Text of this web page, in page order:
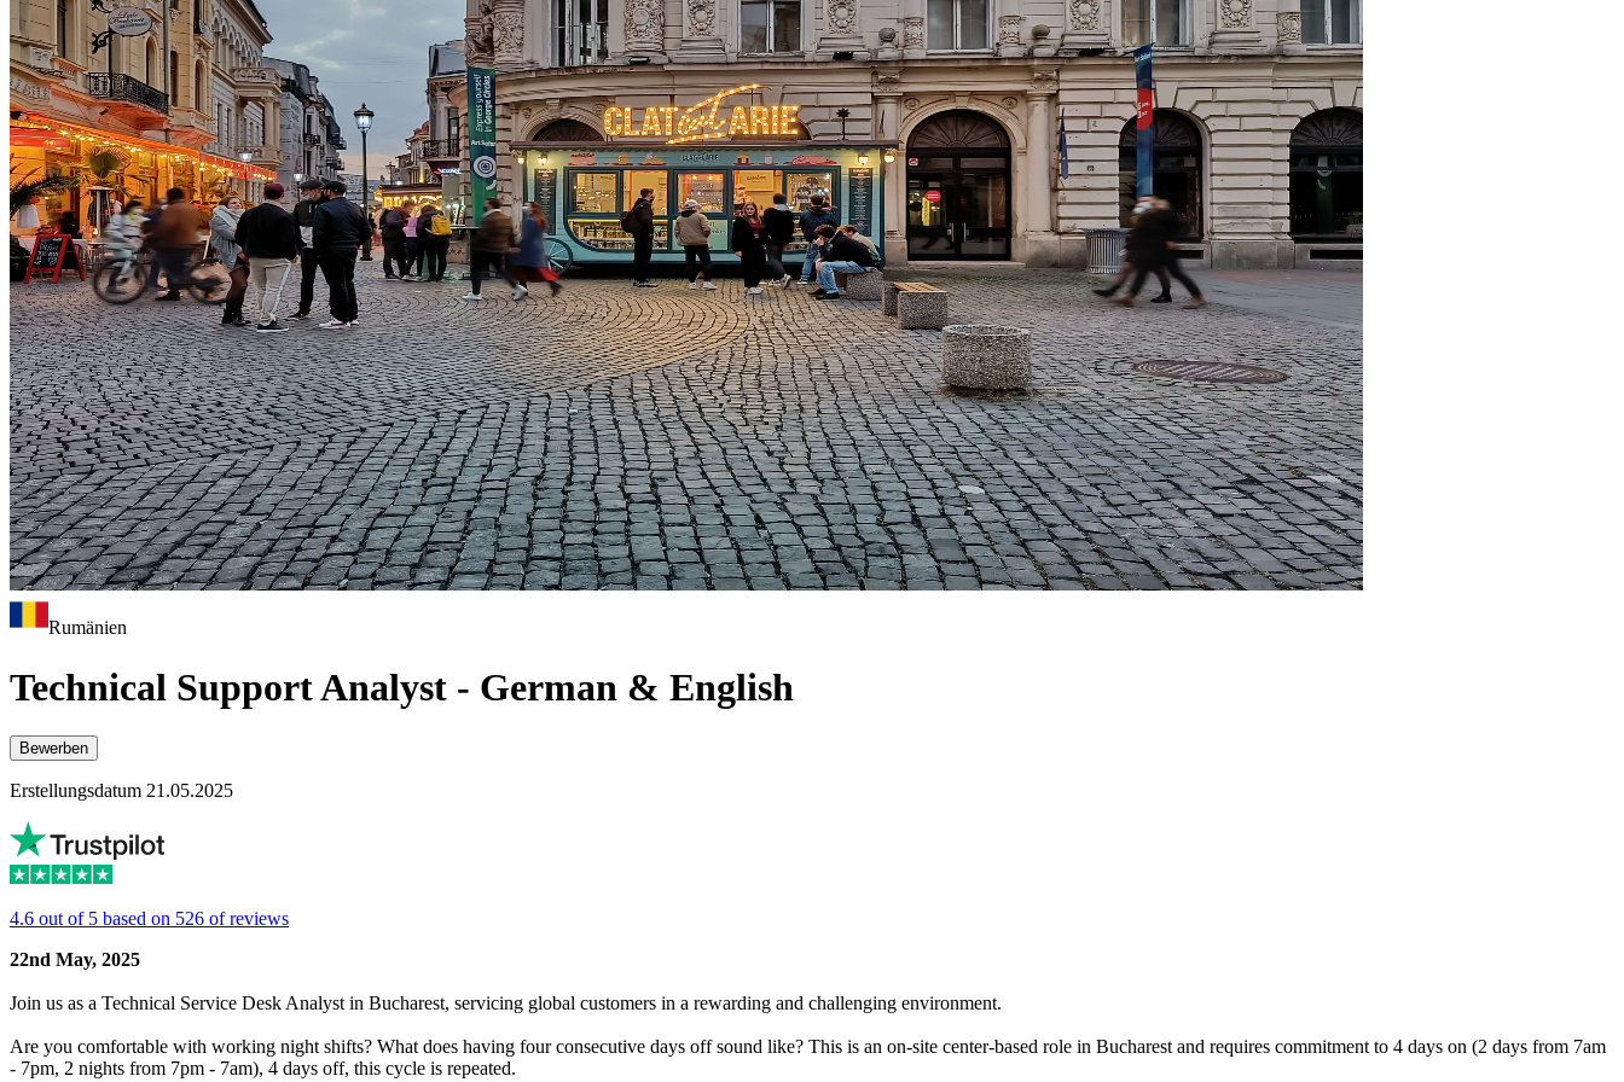
Rumänien
Technical Support Analyst - German & English
Bewerben
Erstellungsdatum 21.05.2025
4.6 out of 5 based on 526 of reviews
22nd May, 2025
Join us as a Technical Service Desk Analyst in Bucharest, servicing global customers in a rewarding and challenging environment.
Are you comfortable with working night shifts? What does having four consecutive days off sound like? This is an on-site center-based role in Bucharest and requires commitment to 4 days on (2 days from 7am
- 7pm, 2 nights from 7pm - 7am), 4 days off, this cycle is repeated.